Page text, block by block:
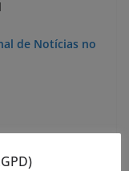
de Notícias no